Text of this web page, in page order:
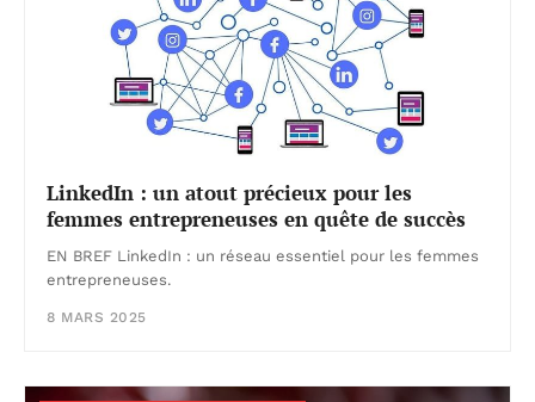
LinkedIn : un atout précieux pour les
femmes entrepreneuses en quête de succès
EN BREF LinkedIn : un réseau essentiel pour les femmes
entrepreneuses.
8 MARS 2025